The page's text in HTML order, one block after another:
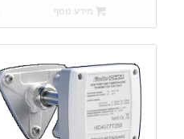
מידע נוסף